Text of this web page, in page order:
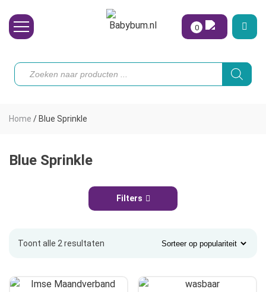
Toebehoren
Koopjes
0
Producten
zoeken
Home / Blue Sprinkle
Blue Sprinkle
Filters
Toont alle 2 resultaten